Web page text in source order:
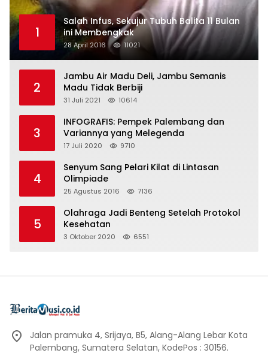
1
Salah Infus, Sekujur Tubuh Balita 11 Bulan
ini Membengkak
28 April 2016 11021
2
Jambu Air Madu Deli, Jambu Semanis
Madu Tidak Berbiji
31 Juli 2021 10614
3
INFOGRAFIS: Pempek Palembang dan
Variannya yang Melegenda
17 Juli 2020 9710
4
Senyum Sang Pelari Kilat di Lintasan
Olimpiade
25 Agustus 2016 7136
5
Olahraga Jadi Benteng Setelah Protokol
Kesehatan
3 Oktober 2020 6551
Jalan pramuka 4, Srijaya, B5, Alang-Alang Lebar Kota
Palembang, Sumatera Selatan, KodePos : 30156.